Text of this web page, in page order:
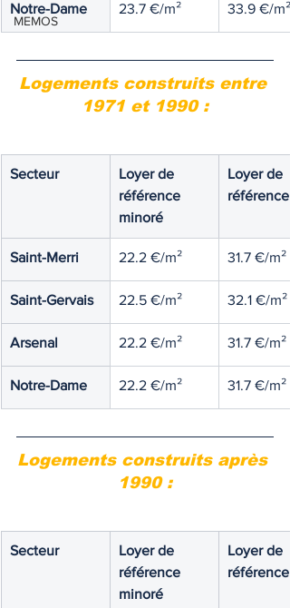
MEMOS
Notre-Dame 23.7 €/m² 33.9 €/m²
Logements construits entre
1971 et 1990 :
Secteur
Loyer de
référence
minoré
Loyer de
référence
Saint-Merri 22.2 €/m² 31.7 €/m²
Saint-Gervais 22.5 €/m² 32.1 €/m²
Arsenal 22.2 €/m² 31.7 €/m²
Notre-Dame 22.2 €/m² 31.7 €/m²
Logements construits après
1990 :
Secteur
Loyer de
référence
minoré
Loyer de
référence